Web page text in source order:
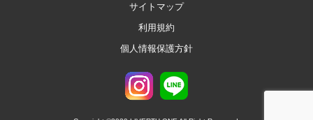
サイトマップ
利用規約
個人情報保護方針